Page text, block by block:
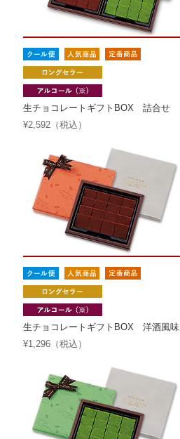
生チョコレートギフトBOX 詰合せ
¥2,592（税込）
生チョコレートギフトBOX 洋酒風味
¥1,296（税込）